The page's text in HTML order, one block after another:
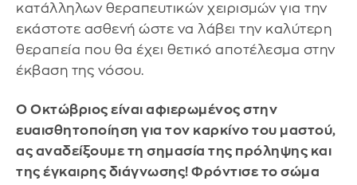
κατάλληλων θεραπευτικών χειρισμών για την
εκάστοτε ασθενή ώστε να λάβει την καλύτερη
θεραπεία που θα έχει θετικό αποτέλεσμα στην
έκβαση της νόσου.
Ο Οκτώβριος είναι αφιερωμένος στην
ευαισθητοποίηση για τον καρκίνο του μαστού,
ας αναδείξουμε τη σημασία της πρόληψης και
της έγκαιρης διάγνωσης! Φρόντισε το σώμα